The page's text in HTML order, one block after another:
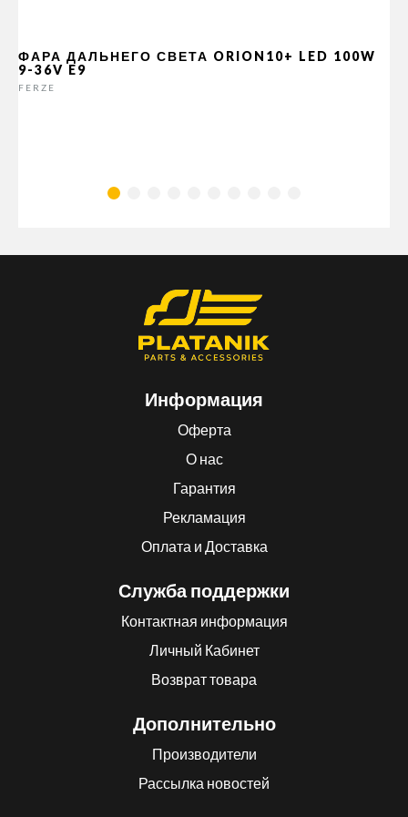
ФАРА ДАЛЬНЕГО СВЕТА ORION10+ LED 100W
9-36V E9
FERZE
Информация
Оферта
О нас
Гарантия
Рекламация
Оплата и Доставка
Служба поддержки
Контактная информация
Личный Кабинет
Возврат товара
Дополнительно
Производители
Рассылка новостей